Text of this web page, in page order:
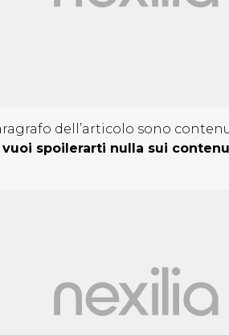
dell’articolo sono
vuoi spoilerarti nulla sui